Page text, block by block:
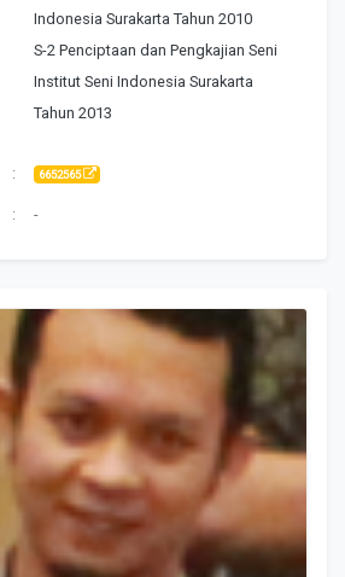
Indonesia Surakarta Tahun 2010
S-2 Penciptaan dan Pengkajian Seni
Institut Seni Indonesia Surakarta
Tahun 2013
: 6652565
: -